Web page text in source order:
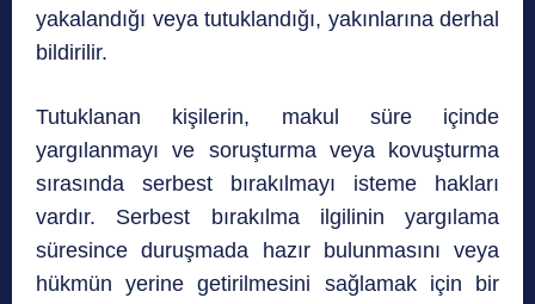
yakalandığı veya tutuklandığı, yakınlarına derhal
bildirilir.
Tutuklanan kişilerin, makul süre içinde
yargılanmayı ve soruşturma veya kovuşturma
sırasında serbest bırakılmayı isteme hakları
vardır. Serbest bırakılma ilgilinin yargılama
süresince duruşmada hazır bulunmasını veya
hükmün yerine getirilmesini sağlamak için bir